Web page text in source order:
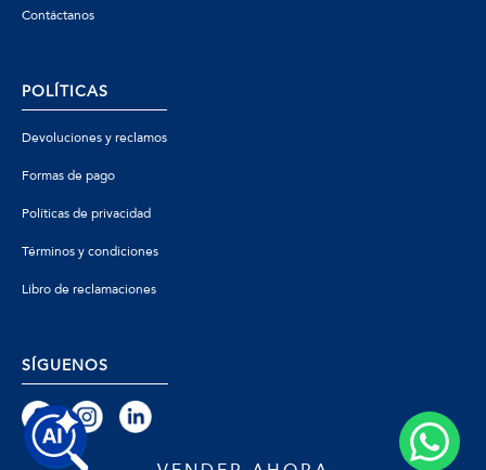
Contáctanos
POLÍTICAS
Devoluciones y reclamos
Formas de pago
Políticas de privacidad
Términos y condiciones
Libro de reclamaciones
SÍGUENOS